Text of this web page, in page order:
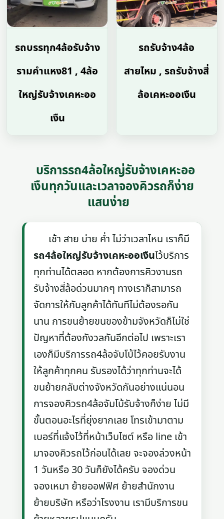
รถบรรทุก4ล้อรับจ้าง
รามคำแหง81 , 4ล้อ
ใหญ่รับจ้างเคหะออ
เงืน
รถรับจ้าง4ล้อ
สายไหม , รถรับจ้างสี่
ล้อเคหะออเงืน
บริการรถ4ล้อใหญ่รับจ้างเคหะออ
เงืนทุกวันและเวลาจองคิวรถก็ง่าย
แสนง่าย
เช้า สาย บ่าย ค่ำ ไม่ว่าเวลาไหน เราก็มี
รถ4ล้อใหญ่รับจ้างเคหะออเงืนไว้บริการ
ทุกท่านได้ตลอด หากต้องการคิวงานรถ
รับจ้างสี่ล้อด่วนมากๆ ทางเราก็สามารถ
จัดการให้กับลูกค้าได้ทันทีไม่ต้องรอกัน
นาน การขนย้ายขนของข้ามจังหวัดก็ไม่ใช่
ปัญหาที่ต้องกังวลกันอีกต่อไป เพราะเรา
เองก็มีบริการรถ4ล้อจับโบ้ไว้คอยรับงาน
ให้ลูกค้าทุกคน รับรองได้ว่าทุกท่านจะได้
ขนย้ายกลับต่างจังหวัดกันอย่างแน่นอน
การจองคิวรถ4ล้อจัมโบ้รับจ้างก็ง่าย ไม่มี
ขั้นตอนอะไรที่ยุ่งยากเลย โทรเข้ามาตาม
เบอร์ที่แจ้งไว้ที่หน้าเว็บไซต์ หรือ line เข้า
มาจองคิวรถไว้ก่อนได้เลย จะจองล่วงหน้า
1 วันหรือ 30 วันก็ยังได้ครับ จองด่วน
จองเหมา ย้ายออฟฟิศ ย้ายสำนักงาน
ย้ายบริษัท หรือว่าโรงงาน เรามีบริการขน